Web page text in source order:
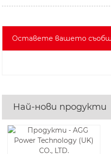
Оставете вашето
Най-нови продукти